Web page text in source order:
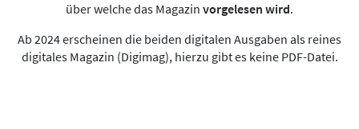
über welche das Magazin vorgelesen wird.
Ab 2024 erscheinen die beiden digitalen Ausgaben als reines
digitales Magazin (Digimag), hierzu gibt es keine PDF-Datei.